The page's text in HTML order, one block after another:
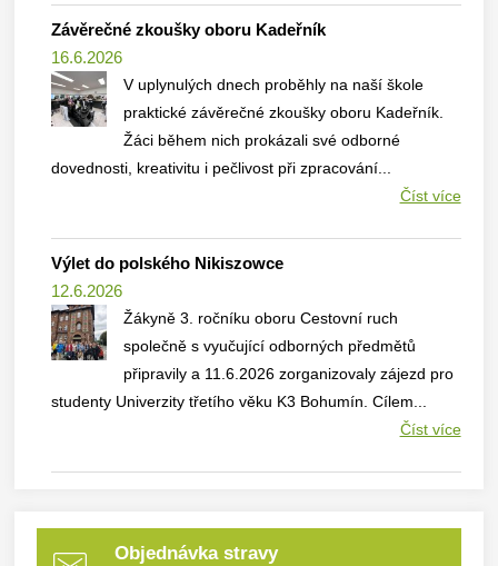
Závěrečné zkoušky oboru Kadeřník
16.6.2026
V uplynulých dnech proběhly na naší škole
praktické závěrečné zkoušky oboru Kadeřník.
Žáci během nich prokázali své odborné
dovednosti, kreativitu i pečlivost při zpracování...
Číst více
Výlet do polského Nikiszowce
12.6.2026
Žákyně 3. ročníku oboru Cestovní ruch
společně s vyučující odborných předmětů
připravily a 11.6.2026 zorganizovaly zájezd pro
studenty Univerzity třetího věku K3 Bohumín. Cílem...
Číst více
Objednávka stravy